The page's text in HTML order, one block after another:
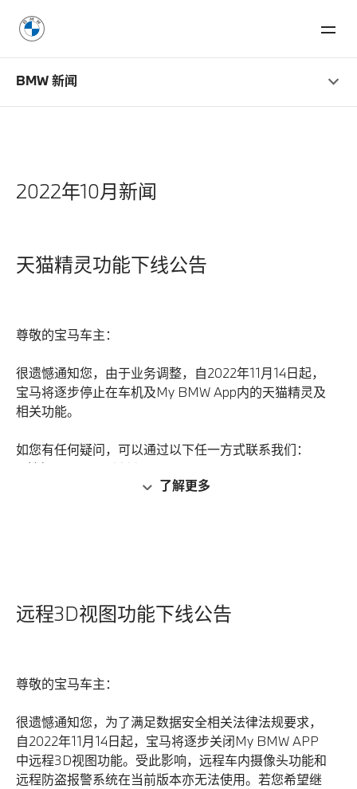
BMW 新闻
2022年10月新闻
天猫精灵功能下线公告
尊敬的宝马车主：
很遗憾通知您，由于业务调整，自2022年11月14日起，
宝马将逐步停止在车机及My BMW App内的天猫精灵及
相关功能。
如您有任何疑问，可以通过以下任一方式联系我们：
1. 拨打400-800-6666。
2. 发邮件至connecteddrive@bmw.com.cn。
了解更多
远程3D视图功能下线公告
尊敬的宝马车主：
很遗憾通知您，为了满足数据安全相关法律法规要求，
自2022年11月14日起，宝马将逐步关闭My BMW APP
中远程3D视图功能。受此影响，远程车内摄像头功能和
远程防盗报警系统在当前版本亦无法使用。若您希望继